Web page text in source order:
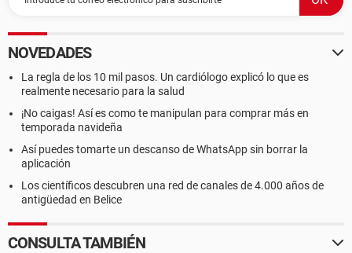
NOVEDADES
La regla de los 10 mil pasos. Un cardiólogo explicó lo que es
realmente necesario para la salud
¡No caigas! Así es como te manipulan para comprar más en
temporada navideña
Así puedes tomarte un descanso de WhatsApp sin borrar la
aplicación
Los científicos descubren una red de canales de 4.000 años de
antigüedad en Belice
CONSULTA TAMBIÉN